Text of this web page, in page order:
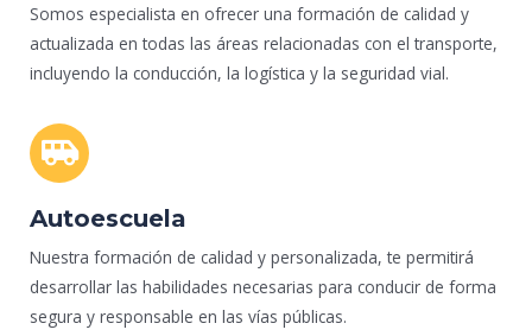
Somos especialista en ofrecer una formación de calidad y
actualizada en todas las áreas relacionadas con el transporte,
incluyendo la conducción, la logística y la seguridad vial.
Autoescuela
Nuestra formación de calidad y personalizada, te permitirá
desarrollar las habilidades necesarias para conducir de forma
segura y responsable en las vías públicas.